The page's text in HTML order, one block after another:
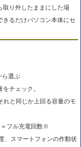
取り外したままにした場
るだけパソコン本体にセ
ら選ぶ
チェック。
れと同じか上回る容量のモ
＝フル充電回数※
、スマートフォンの作動状